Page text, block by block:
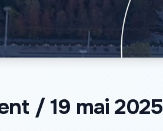
/ 19 mai 2025